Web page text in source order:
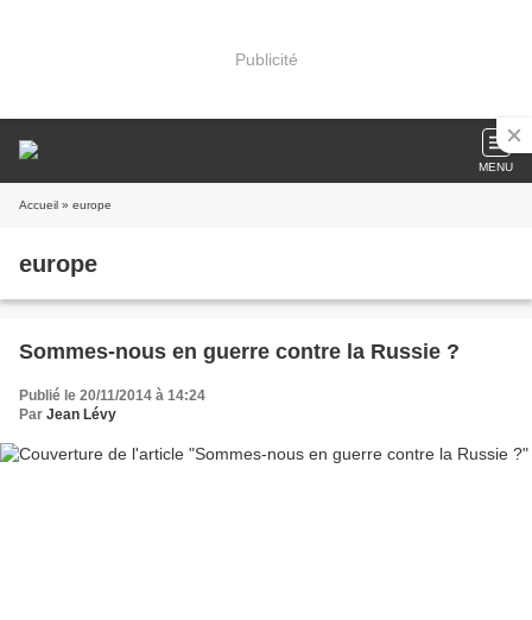
Publicité
MENU
Accueil » europe
europe
Sommes-nous en guerre contre la Russie ?
Publié le 20/11/2014 à 14:24
Par Jean Lévy